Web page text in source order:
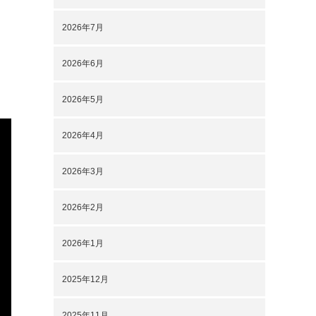
2026年7月
2026年6月
2026年5月
2026年4月
2026年3月
2026年2月
2026年1月
2025年12月